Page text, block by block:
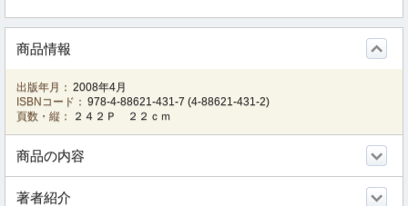
商品情報
出版年月： 2008年4月
ISBNコード： 978-4-88621-431-7 (4-88621-431-2)
頁数・縦：
２４２Ｐ ２２ｃｍ
商品の内容
著者紹介